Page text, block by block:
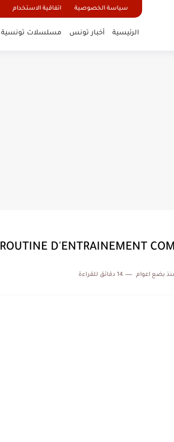
سياسة الخصوصية اتفاقية الاستخدام
الرئيسية أخبار تونس مسلسلات تونسية
ROUTINE D'ENTRAINEMENT
بضع اعوام 14 دقائق للقراءة